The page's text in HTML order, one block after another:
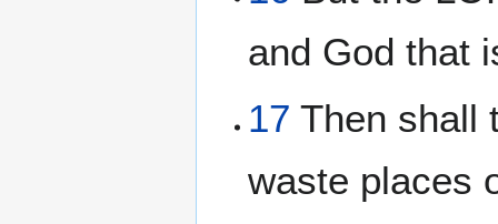
and God that
17 Then shall
waste places